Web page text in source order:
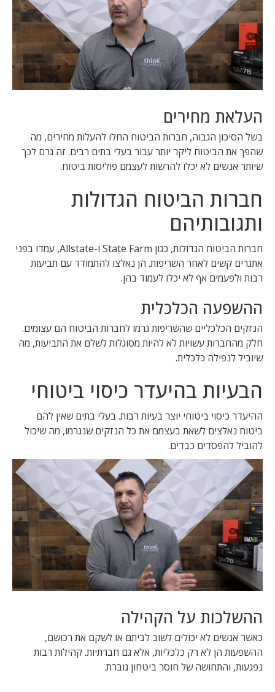
העלאת מחירים
בשל הסיכון הגבוה, חברות הביטוח החלו להעלות מחירים, מה
שהפך את הביטוח ליקר יותר עבור בעלי בתים רבים. זה גרם לכך
שיותר אנשים לא יכלו להרשות לעצמם פוליסות ביטוח.
חברות הביטוח הגדולות
ותגובותיהם
חברות הביטוח הגדולות, כגון State Farm ו-Allstate, עמדו בפני
אתגרים קשים לאחר השריפות. הן נאלצו להתמודד עם תביעות
רבות ולפעמים אף לא יכלו לעמוד בהן.
ההשפעה הכלכלית
הנזקים הכלכליים שהשריפות גרמו לחברות הביטוח הם עצומים.
חלק מהחברות עשויות לא להיות מסוגלות לשלם את התביעות, מה
שיוביל לנפילה כלכלית.
הבעיות בהיעדר כיסוי ביטוחי
ההיעדר כיסוי ביטוחי יוצר בעיות רבות. בעלי בתים שאין להם
ביטוח נאלצים לשאת בעצמם את כל הנזקים שנגרמו, מה שיכול
להוביל להפסדים כבדים.
ההשלכות על הקהילה
כאשר אנשים לא יכולים לשוב לביתם או לשקם את רכושם,
ההשפעות הן לא רק כלכליות, אלא גם חברתיות. קהילות רבות
נפגעות, והתחושה של חוסר ביטחון גוברת.